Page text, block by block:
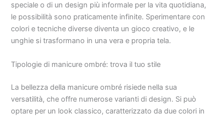
speciale o di un design più informale per la vita quotidiana,
le possibilità sono praticamente infinite. Sperimentare con
colori e tecniche diverse diventa un gioco creativo, e le
unghie si trasformano in una vera e propria tela.
Tipologie di manicure ombré: trova il tuo stile
La bellezza della manicure ombré risiede nella sua
versatilità, che offre numerose varianti di design. Si può
optare per un look classico, caratterizzato da due colori in